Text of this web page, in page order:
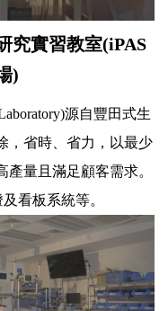
究實習教室(iPAS
)
源自豐田式生
，省時、省力，以最少
量且滿足顧客需求。
看板系統等。